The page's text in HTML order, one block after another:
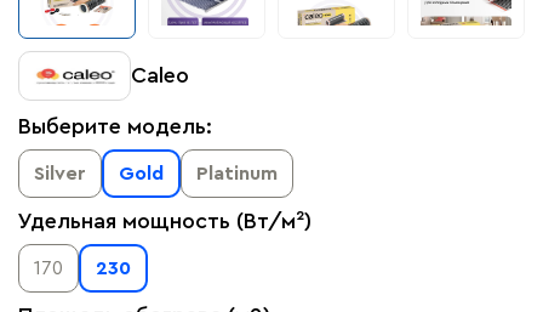
Caleo
Выберите модель:
Silver Gold Platinum
Удельная мощность (Вт/м²)
170 230